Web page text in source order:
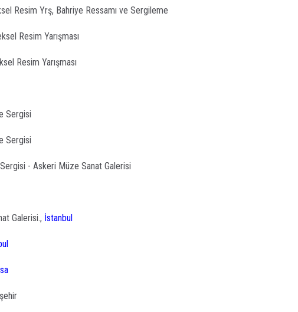
Resim Yrş, Bahriye Ressamı ve Sergileme
Resim Yarışması
Resim Yarışması
Sergisi
Sergisi
- Askeri Müze Sanat Galerisi
Galerisi., İstanbul